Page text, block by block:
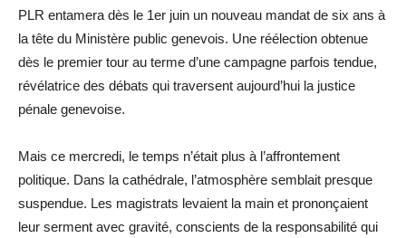
PLR entamera dès le 1er juin un nouveau mandat de six ans à
la tête du Ministère public genevois. Une réélection obtenue
dès le premier tour au terme d’une campagne parfois tendue,
révélatrice des débats qui traversent aujourd’hui la justice
pénale genevoise.
Mais ce mercredi, le temps n’était plus à l’affrontement
politique. Dans la cathédrale, l’atmosphère semblait presque
suspendue. Les magistrats levaient la main et prononçaient
leur serment avec gravité, conscients de la responsabilité qui